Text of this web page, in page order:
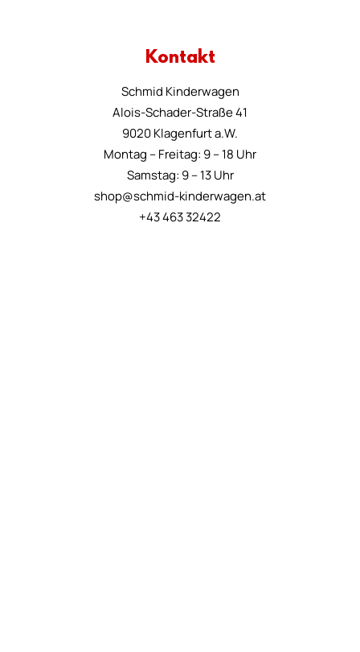
Kontakt
Schmid Kinderwagen
Alois-Schader-Straße 41
9020 Klagenfurt a.W.
Montag – Freitag: 9 – 18 Uhr
Samstag: 9 – 13 Uhr
shop@schmid-kinderwagen.at
+43 463 32422